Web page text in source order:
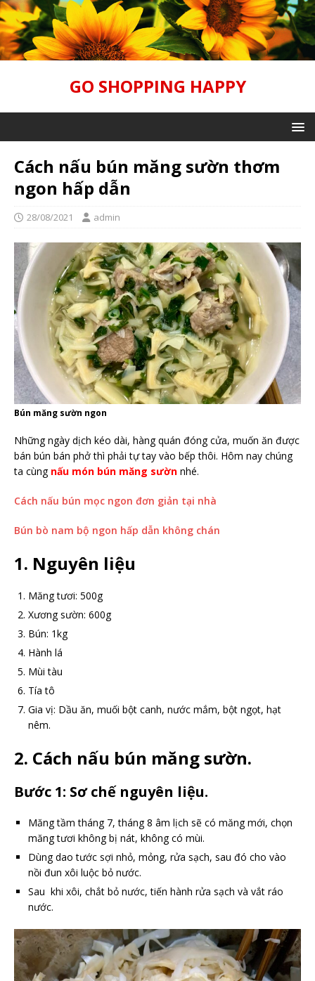
GO SHOPPING HAPPY
Cách nấu bún măng sườn thơm
ngon hấp dẫn
28/08/2021 admin
Bún măng sườn ngon
Những ngày dịch kéo dài, hàng quán đóng cửa, muốn ăn được
bán bún bán phở thì phải tự tay vào bếp thôi. Hôm nay chúng
ta cùng nấu món bún măng sườn nhé.
Cách nấu bún mọc ngon đơn giản tại nhà
Bún bò nam bộ ngon hấp dẫn không chán
1. Nguyên liệu
Măng tươi: 500g
Xương sườn: 600g
Bún: 1kg
Hành lá
Mùi tàu
Tía tô
Gia vị: Dầu ăn, muối bột canh, nước mắm, bột ngọt, hạt
nêm.
2. Cách nấu bún măng sườn.
Bước 1: Sơ chế nguyên liệu.
Măng tầm tháng 7, tháng 8 âm lịch sẽ có măng mới, chọn
măng tươi không bị nát, không có mùi.
Dùng dao tước sợi nhỏ, mỏng, rửa sạch, sau đó cho vào
nồi đun xôi luộc bỏ nước.
Sau khi xôi, chắt bỏ nước, tiến hành rửa sạch và vắt ráo
nước.